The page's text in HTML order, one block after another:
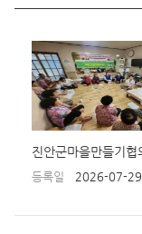
등록일 2026-07-29